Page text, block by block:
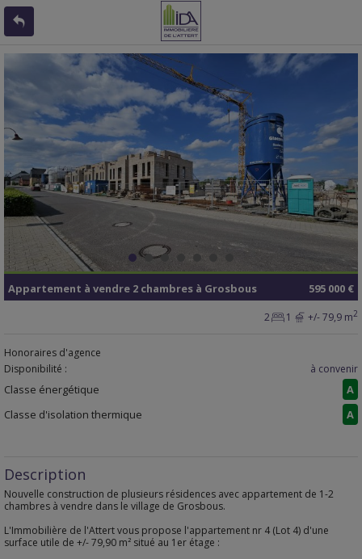
595 000 €
Appartement à vendre 2 chambres à Grosbous
2 1 +/- 79,9 m2
Honoraires d'agence
Disponibilité :
à convenir
Classe énergétique
A
Classe d'isolation thermique
A
Description
Nouvelle construction de plusieurs résidences avec appartement de 1-2
chambres à vendre dans le village de Grosbous.
L'Immobilière de l'Attert vous propose l'appartement nr 4 (Lot 4) d'une
surface utile de +/- 79,90 m² situé au 1er étage :